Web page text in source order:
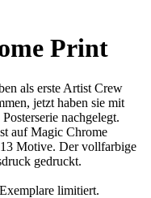
Print
als erste Artist Crew
jetzt haben sie mit
nachgelegt.
auf Magic Chrome
Motive. Der vollfarbige
gedruckt.
limitiert.